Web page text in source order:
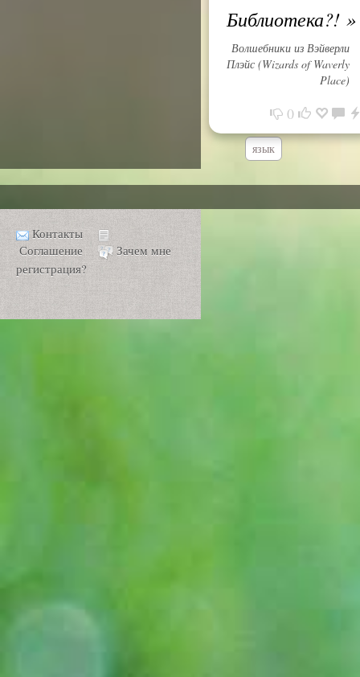
Библиотека?! »
Волшебники из Вэйверли
Плэйс (Wizards of Waverly
Place)
0
язык
Контакты
Соглашение
Зачем мне
регистрация?